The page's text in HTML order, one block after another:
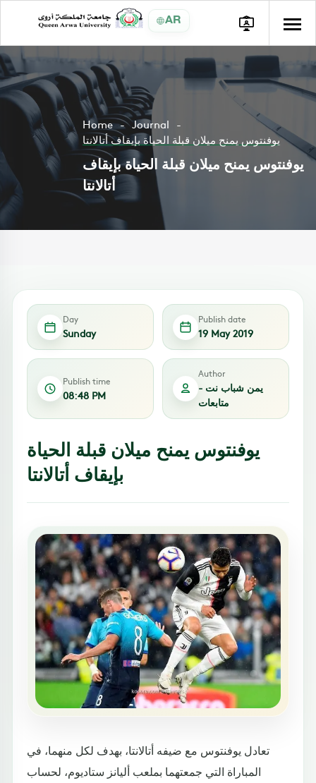
AR
Home
Journal
يوفنتوس يمنح ميلان قبلة الحياة بإيقاف أتالانتا
يوفنتوس يمنح ميلان قبلة الحياة بإيقاف
أتالانتا
Day
Sunday
Publish date
19 May 2019
Publish time
08:48 PM
Author
يمن شباب نت -
متابعات
يوفنتوس يمنح ميلان قبلة الحياة
بإيقاف أتالانتا
تعادل يوفنتوس مع ضيفه أتالانتا، بهدف لكل منهما، في
المباراة التي جمعتهما بملعب أليانز ستاديوم، لحساب